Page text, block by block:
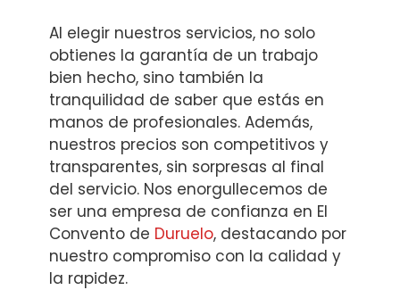
Al elegir nuestros servicios, no solo
obtienes la garantía de un trabajo
bien hecho, sino también la
tranquilidad de saber que estás en
manos de profesionales. Además,
nuestros precios son competitivos y
transparentes, sin sorpresas al final
del servicio. Nos enorgullecemos de
ser una empresa de confianza en El
Convento de Duruelo, destacando por
nuestro compromiso con la calidad y
la rapidez.